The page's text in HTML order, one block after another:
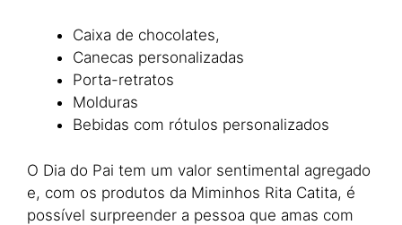
Caixa de chocolates,
Canecas personalizadas
Porta-retratos
Molduras
Bebidas com rótulos personalizados
O Dia do Pai tem um valor sentimental agregado
e, com os produtos da Miminhos Rita Catita, é
possível surpreender a pessoa que amas com